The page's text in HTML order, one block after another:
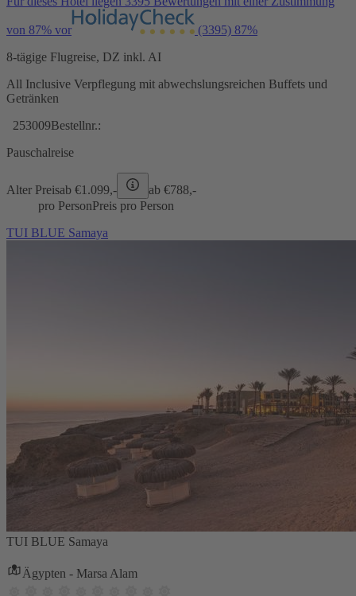
von 87% vor (3395) 87%
8-tägige Flugreise, DZ inkl. AI
All Inclusive Verpflegung mit abwechslungsreichen Buffets und
Getränken
253009Bestellnr.:
Pauschalreise
Alter Preisab €1.099,- ab €788,-
pro PersonPreis pro Person
TUI BLUE Samaya
TUI BLUE Samaya
Ägypten - Marsa Alam